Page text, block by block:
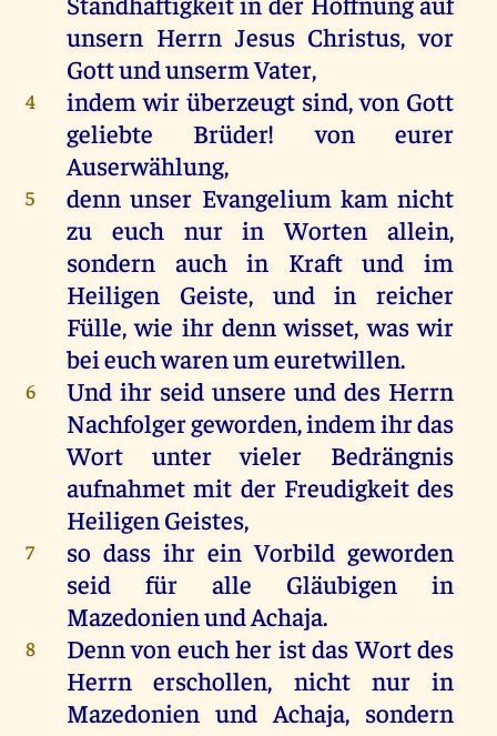
unsern Herrn Jesus Christus, vor
Gott und unserm Vater,
4
indem wir überzeugt sind, von Gott
geliebte Brüder! von eurer
Auserwählung,
5
denn unser Evangelium kam nicht
zu euch nur in Worten allein,
sondern auch in Kraft und im
Heiligen Geiste, und in reicher
Fülle, wie ihr denn wisset, was wir
bei euch waren um euretwillen.
6
Und ihr seid unsere und des Herrn
Nachfolger geworden, indem ihr das
Wort unter vieler Bedrängnis
aufnahmet mit der Freudigkeit des
Heiligen Geistes,
7
so dass ihr ein Vorbild geworden
seid für alle Gläubigen in
Mazedonien und Achaja.
8
Denn von euch her ist das Wort des
Herrn erschollen, nicht nur in
Mazedonien und Achaja, sondern